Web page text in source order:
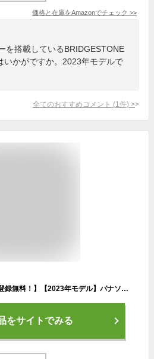
価格と在庫をAmazonでチェック >>
を搭載しているBRIDGESTONE
いかがですか。2023年モデルで
全てのおすすめコメント (1 件) >
【送料無料(地域限定)！防犯登録無料！】【2023年モデル】パナソニック Gyutto「ギュット クルーム DX」BE-FFD031 子ども乗せ電動自転車 3人乗り対応車【3年間盗難補償付き】Panasonic
をサイトでみる